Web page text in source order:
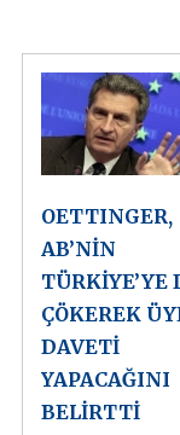
OETTINGER,
AB’NİN
TÜRKİYE’YE
ÇÖKEREK
DAVETİ
YAPACAĞINI
BELİRTTİ